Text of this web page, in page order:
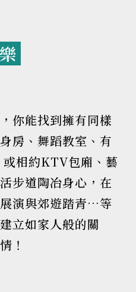
你能找到擁有同樣
房、舞蹈教室、有
相約KTV包廂、藝
步道陶冶身心，在
演與郊遊踏青…等
立如家人般的關
！